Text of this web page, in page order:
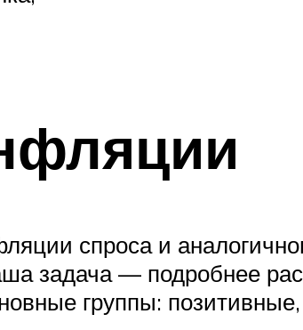
спроса и
задача — подробнее
группы: